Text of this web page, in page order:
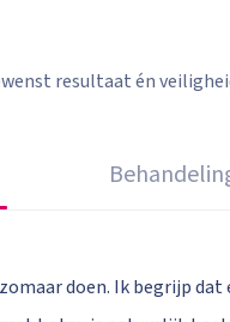
resultaat én
doen. Ik begrijp